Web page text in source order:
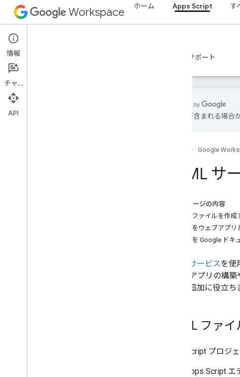
Workspace ホーム Apps Script す
Apps Script
概要 サポート
は誤りが含まれる場合
Google
HTML サ
このページの内容
HTML ファイルを作成
HTML をウェブアプ
HTML を Google ド
HTML サービスを使
ウェブアプリの構
ースの追加に役立
HTML ファ
Apps Script プロジ
Apps Script エ
情報
チャット
API